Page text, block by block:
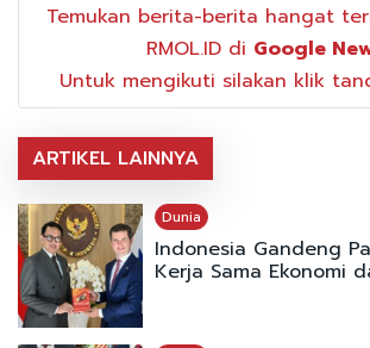
Temukan berita-berita hangat
RMOL.ID di Google
Untuk mengikuti silakan klik
ARTIKEL LAINNYA
Dunia
Indonesia Gandeng
Kerja Sama Ekonomi